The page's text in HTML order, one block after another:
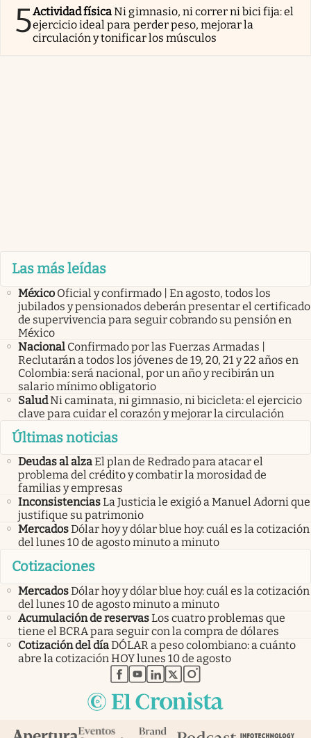
5Actividad físicaNi gimnasio, ni correr ni bici fija: el
ejercicio ideal para perder peso, mejorar la
circulación y tonificar los músculos
Las más leídas
México Oficial y confirmado | En agosto, todos los
jubilados y pensionados deberán presentar el certificado
de supervivencia para seguir cobrando su pensión en
México
Nacional Confirmado por las Fuerzas Armadas |
Reclutarán a todos los jóvenes de 19, 20, 21 y 22 años en
Colombia: será nacional, por un año y recibirán un
salario mínimo obligatorio
SaludNi caminata, ni gimnasio, ni bicicleta: el ejercicio
clave para cuidar el corazón y mejorar la circulación
Últimas noticias
Deudas al alzaEl plan de Redrado para atacar el
problema del crédito y combatir la morosidad de
familias y empresas
InconsistenciasLa Justicia le exigió a Manuel Adorni que
justifique su patrimonio
MercadosDólar hoy y dólar blue hoy: cuál es la cotización
del lunes 10 de agosto minuto a minuto
Cotizaciones
MercadosDólar hoy y dólar blue hoy: cuál es la cotización
del lunes 10 de agosto minuto a minuto
Acumulación de reservasLos cuatro problemas que
tiene el BCRA para seguir con la compra de dólares
Cotización del díaDÓLAR a peso colombiano: a cuánto
abre la cotización HOY lunes 10 de agosto
abre en nueva pestaña
abre en nueva pestaña
abre en nueva pestaña
abre en nueva pestaña
abre en nueva pestaña